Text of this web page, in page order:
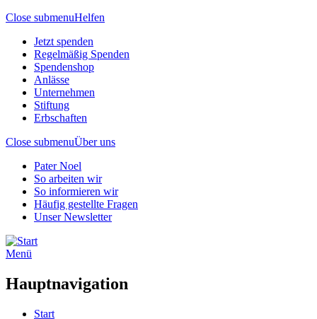
Close submenuHelfen
Jetzt spenden
Regelmäßig Spenden
Spendenshop
Anlässe
Unternehmen
Stiftung
Erbschaften
Close submenuÜber uns
Pater Noel
So arbeiten wir
So informieren wir
Häufig gestellte Fragen
Unser Newsletter
Menü
Hauptnavigation
Start